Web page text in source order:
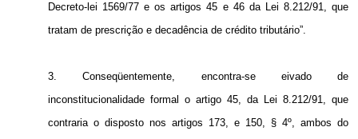
Decreto-lei 1569/77 e os artigos 45 e 46 da Lei 8.212/91, que
tratam de prescrição e decadência de crédito tributário”.
3. Conseqüentemente, encontra-se eivado de
inconstitucionalidade formal o artigo 45, da Lei 8.212/91, que
contraria o disposto nos artigos 173, e 150, § 4º, ambos do